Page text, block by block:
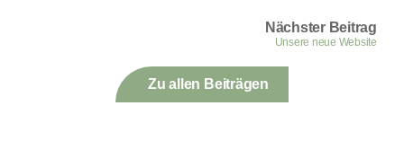
Nächster Beitrag
Unsere neue Website
Zu allen Beiträgen